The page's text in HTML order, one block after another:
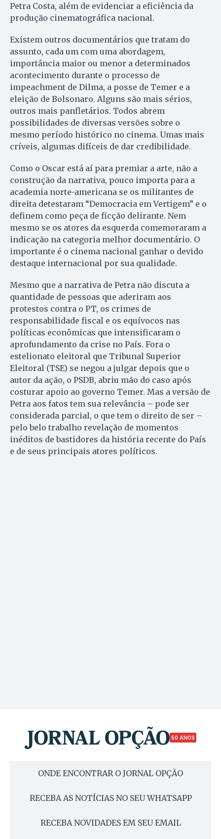
Petra Costa, além de evidenciar a eficiência da
produção cinematográfica nacional.
Existem outros documentários que tratam do
assunto, cada um com uma abordagem,
importância maior ou menor a determinados
acontecimento durante o processo de
impeachment de Dilma, a posse de Temer e a
eleição de Bolsonaro. Alguns são mais sérios,
outros mais panfletários. Todos abrem
possibilidades de diversas versões sobre o
mesmo período histórico no cinema. Umas mais
críveis, algumas difíceis de dar credibilidade.
Como o Oscar está aí para premiar a arte, não a
construção da narrativa, pouco importa para a
academia norte-americana se os militantes de
direita detestaram “Democracia em Vertigem” e o
definem como peça de ficção delirante. Nem
mesmo se os atores da esquerda comemoraram a
indicação na categoria melhor documentário. O
importante é o cinema nacional ganhar o devido
destaque internacional por sua qualidade.
Mesmo que a narrativa de Petra não discuta a
quantidade de pessoas que aderiram aos
protestos contra o PT, os crimes de
responsabilidade fiscal e os equívocos nas
políticas econômicas que intensificaram o
aprofundamento da crise no País. Fora o
estelionato eleitoral que Tribunal Superior
Eleitoral (TSE) se negou a julgar depois que o
autor da ação, o PSDB, abriu mão do caso após
costurar apoio ao governo Temer. Mas a versão de
Petra aos fatos tem sua relevância – pode ser
considerada parcial, o que tem o direito de ser –
pelo belo trabalho revelação de momentos
inéditos de bastidores da história recente do País
e de seus principais atores políticos.
50 ANOS
ONDE ENCONTRAR O JORNAL OPÇÃO
RECEBA AS NOTÍCIAS NO SEU WHATSAPP
RECEBA NOVIDADES EM SEU EMAIL